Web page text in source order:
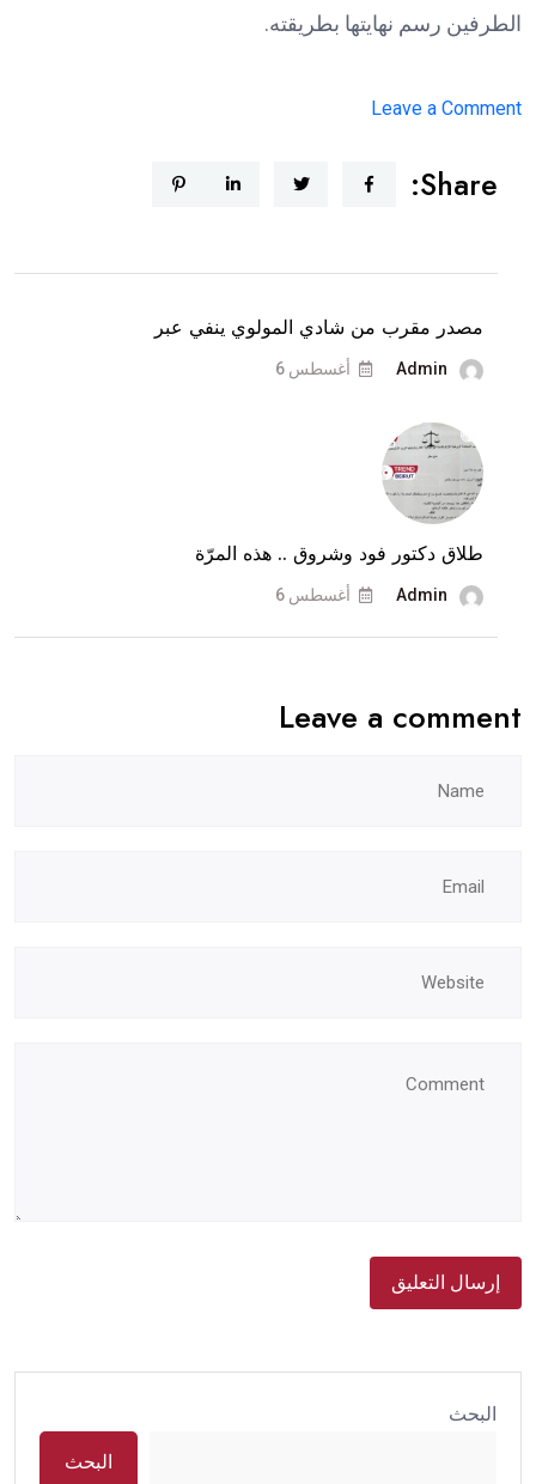
الطرفين رسم نهايتها بطريقته.
Leave a Comment
فود
من
السفر
بيروت”
وماذا
عن
Share:
مصدر مقرب من شادي المولوي ينفي عبر
Admin أغسطس 6
طلاق دكتور فود وشروق .. هذه المرّة
Admin أغسطس 6
Leave a comment
البحث
البحث